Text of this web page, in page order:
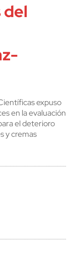
expuso
en la evaluación
el deterioro
y cremas